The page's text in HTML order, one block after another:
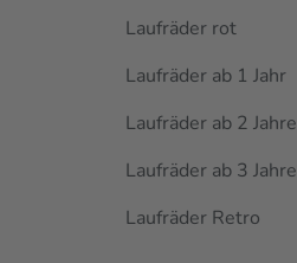
Laufräder rot
Laufräder ab 1 Jahr
Laufräder ab 2 Jahre
Laufräder ab 3 Jahre
Laufräder Retro